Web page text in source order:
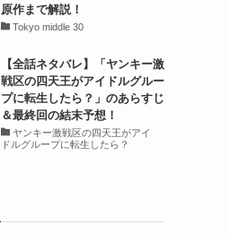
原作まで解説！
Tokyo middle 30
【全話ネタバレ】「ヤンキー激
戦区の四天王がアイドルグルー
プに転生したら？」のあらすじ
＆最終回の結末予想！
ヤンキー激戦区の四天王がアイ
ドルグループに転生したら？